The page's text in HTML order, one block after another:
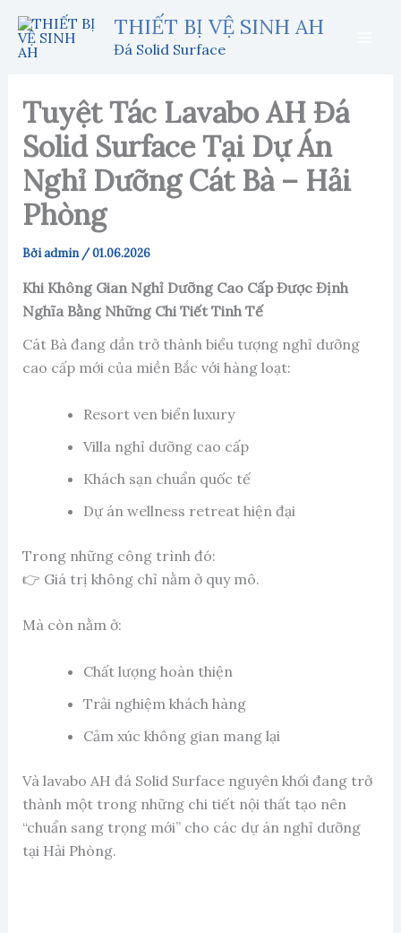
nội
THIẾT BỊ VỆ SINH AH
Đá Solid Surface
Tuyệt Tác Lavabo AH Đá
Solid Surface Tại Dự Án
Nghỉ Dưỡng Cát Bà – Hải
Phòng
Bởiadmin /01.06.2026
Khi Không Gian Nghỉ Dưỡng Cao Cấp Được Định
Nghĩa Bằng Những Chi Tiết Tinh Tế
Cát Bà đang dần trở thành biểu tượng nghỉ dưỡng
cao cấp mới của miền Bắc với hàng loạt:
Resort ven biển luxury
Villa nghỉ dưỡng cao cấp
Khách sạn chuẩn quốc tế
Dự án wellness retreat hiện đại
Trong những công trình đó:
👉 Giá trị không chỉ nằm ở quy mô.
Mà còn nằm ở:
Chất lượng hoàn thiện
Trải nghiệm khách hàng
Cảm xúc không gian mang lại
Và lavabo AH đá Solid Surface nguyên khối đang trở
thành một trong những chi tiết nội thất tạo nên
“chuẩn sang trọng mới” cho các dự án nghỉ dưỡng
tại Hải Phòng.